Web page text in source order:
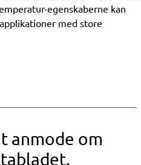
egenskaberne kan
med store
anmode om